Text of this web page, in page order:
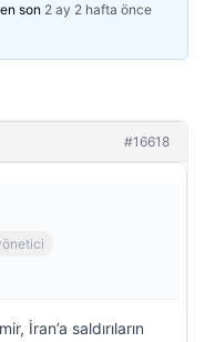
son 2 ay 2 hafta önce
#16618
İran’a saldırıların